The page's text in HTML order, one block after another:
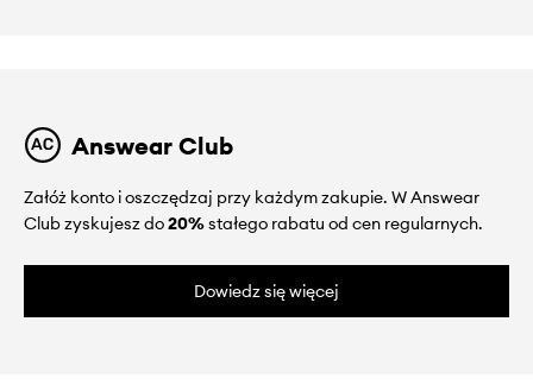
Answear Club
Załóż konto i oszczędzaj przy każdym zakupie. W Answear
Club zyskujesz do20%stałego rabatu od cen regularnych.
Dowiedz się więcej